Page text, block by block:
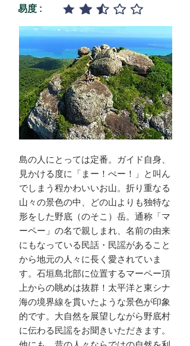
易度 :
島の人にとっては定番。ガイド自身、
見かける度に「まー！ぺー！」と叫ん
でしまう程かわいいお山。折り重なる
山々の景色の中、どの山よりも独特な
形をした野底（のそこ）岳。通称「マ
ーペー」の名で親しまれ、名前の由来
にもなっている民話・民謡があること
から地元の人々に長く愛されていま
す。石垣島北部に位置するマーペー頂
上からの眺めは抜群！太平洋と東シナ
海の境界線を貫いたような景色が印象
的です。大自然を展望しながら野底村
に伝わる民謡をお聞きいただきます。